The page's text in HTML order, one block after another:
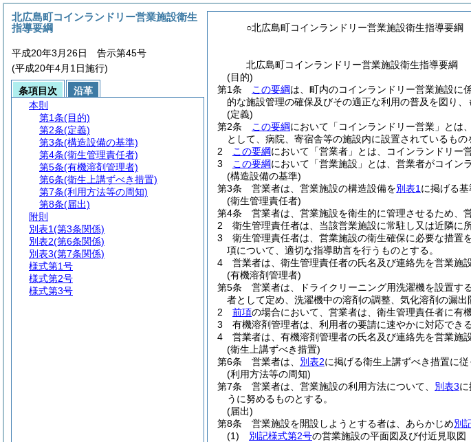
○北広島町コインランドリー営業施設衛生指導要綱
北広島町コインランドリー営業施設衛生指導要綱
(目的)
第1条
この要綱は、町内のコインランドリー営業施設に
的な施設管理の確保及びその適正な利用の普及を図り
(定義)
第2条
この要綱において「コインランドリー営業」とは
として、病院、寄宿舎等の施設内に設置されているもの
2
この要綱において「営業者」とは、コインランドリー
3
この要綱において「営業施設」とは、営業者がコイン
(構造設備の基準)
第3条
営業者は、営業施設の構造設備を別表1 に掲げる基
(衛生管理責任者)
第4条
営業者は、営業施設を衛生的に管理させるため、
2
衛生管理責任者は、当該営業施設に常駐し又は近隣に
3
衛生管理責任者は、営業施設の衛生確保に必要な措置
項について、適切な指導助言を行うものとする。
4
営業者は、衛生管理責任者の氏名及び連絡先を営業施
(有機溶剤管理者)
第5条
営業者は、ドライクリーニング用洗濯機を設置す
者として定め、洗濯機中の溶剤の調整、気化溶剤の漏
2
前項の場合において、営業者は、衛生管理責任者に有
3
有機溶剤管理者は、利用者の要請に速やかに対応でき
4
営業者は、有機溶剤管理者の氏名及び連絡先を営業施
(衛生上講ずべき措置)
第6条
営業者は、 別表2に掲げる衛生上講ずべき措置に
(利用方法等の周知)
第7条
営業者は、営業施設の利用方法について、 別表3
うに努めるものとする。
(届出)
第8条
営業施設を開設しようとする者は、あらかじめ別
(1)
別記様式第2号の営業施設の平面図及び付近見取図
北広島町コインランドリー営業施設衛生
指導要綱
平成20年3月26日 告示第45号
(平成20年4月1日施行)
条項目次
沿革
本則
第1条(目的)
第2条(定義)
第3条(構造設備の基準)
第4条(衛生管理責任者)
第5条(有機溶剤管理者)
第6条(衛生上講ずべき措置)
第7条(利用方法等の周知)
第8条(届出)
附則
別表1(第3条関係)
別表2(第6条関係)
別表3(第7条関係)
様式第1号
様式第2号
様式第3号